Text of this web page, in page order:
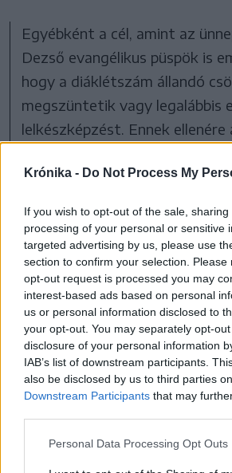
Krónika - Do Not Process My
If you wish to opt-out of the sale,
processing of your personal or sensitive
targeted advertising by us, please use
section to confirm your selection.
opt-out request is processed you may
interest-based ads based on personal
us or personal information disclosed to
your opt-out. You may separately opt-
disclosure of your personal information
IAB’s list of downstream participants.
also be disclosed by us to third parties
Downstream Participants that may
Personal Data Processing Opt Outs
Egyébként a cél, amint az
Dezső evangélikus püspök is
hogy a diáklétszám állandó
megszüntetik vagy legalábbis
lelkészképzést. Ennek ellenére
volt – akárcsak a
helyre.